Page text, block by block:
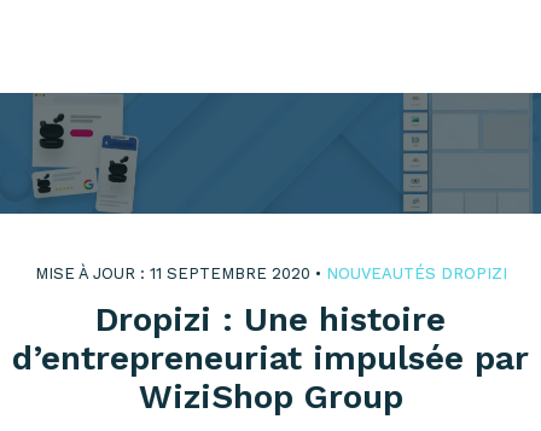
MISE À JOUR : 11 SEPTEMBRE 2020 • NOUVEAUTÉS DROPIZI
Dropizi : Une histoire
d’entrepreneuriat impulsée par
WiziShop Group